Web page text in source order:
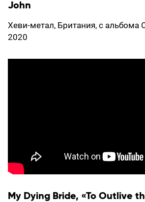
John
Хеви-метал, Британия, с альбома
2020
My Dying Bride, «To Outlive